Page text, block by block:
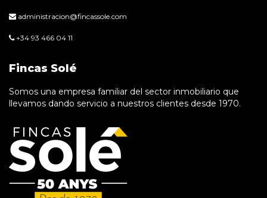
administracion@fincassole.com
+34 93 466 04 11
Fincas Solé
Somos una empresa familiar del sector inmobiliario que
llevamos dando servicio a nuestros clientes desde 1970.